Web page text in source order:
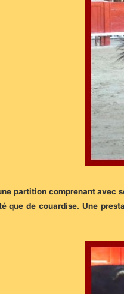
partition comprenant avec
que de couardise. Une